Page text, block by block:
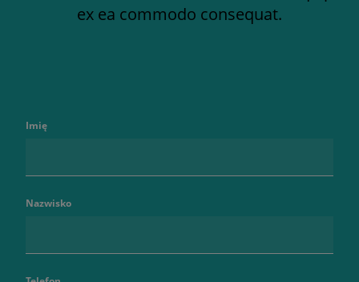
ex ea commodo consequat.
Imię
Nazwisko